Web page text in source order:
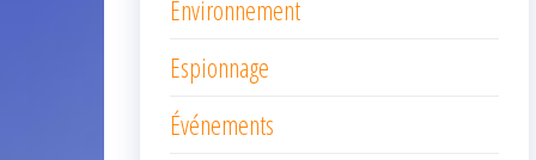
Environnement
Espionnage
Événements